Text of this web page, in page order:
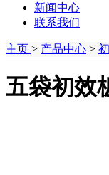
新闻中心
联系我们
主页 > 产品中心 >
五袋初效